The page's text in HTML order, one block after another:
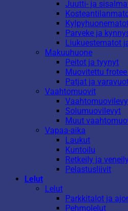
Juutti- ja
Parveke ja
Liukuestematot
Makuuhuone
Peitot ja tyynyt
Muovitettu
Patjat ja
Vaahtomuovit
Solumuovilevyt
Muut
Vapaa-aika
Laukut
Kuntoilu
Retkeily ja veneily
Pelastusliivit
Lelut
Lelut
Parkkitalot ja
Pehmolelut